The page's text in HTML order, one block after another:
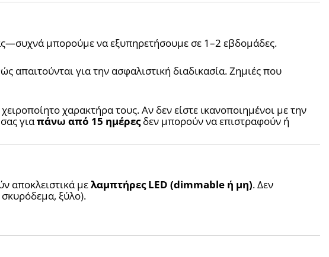
μπορούμε να εξυπηρετήσουμε σε 1–2 εβδομάδες.
απαιτούνται για την ασφαλιστική διαδικασία. Ζημιές που
χαρακτήρα τους. Αν δεν είστε ικανοποιημένοι με την
για πάνω από 15 ημέρες δεν μπορούν να επιστραφούν ή
αποκλειστικά με λαμπτήρες LED (dimmable ή μη). Δεν
ξύλο).